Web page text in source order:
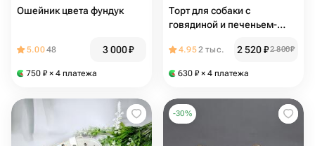
Ошейник цвета фундук
5.0048 3 000₽
750 ₽ × 4 платежа
Торт для собаки с
говядиной и печеньем-
4.952 тыс. 2 520₽2 800₽
630 ₽ × 4 платежа
-30%